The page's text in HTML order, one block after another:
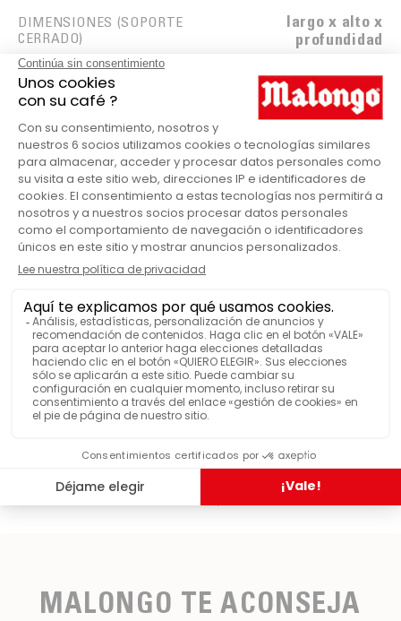
DIMENSIONES (SOPORTE
CERRADO)
largo x alto x
profundidad
LO HAN PROBADO Y LES HA
GUSTADO
Botella para Latte Art
MALONGO TE ACONSEJA